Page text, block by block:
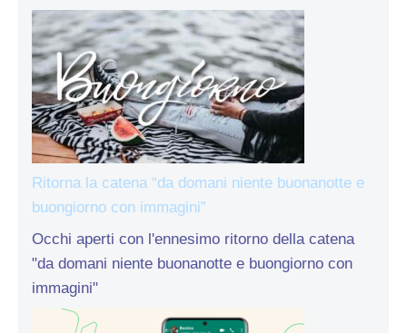
Ritorna la catena “da domani niente buonanotte e
buongiorno con immagini”
Occhi aperti con l'ennesimo ritorno della catena
"da domani niente buonanotte e buongiorno con
immagini"